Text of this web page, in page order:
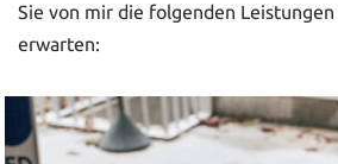
Sie von mir die folgenden
erwarten: